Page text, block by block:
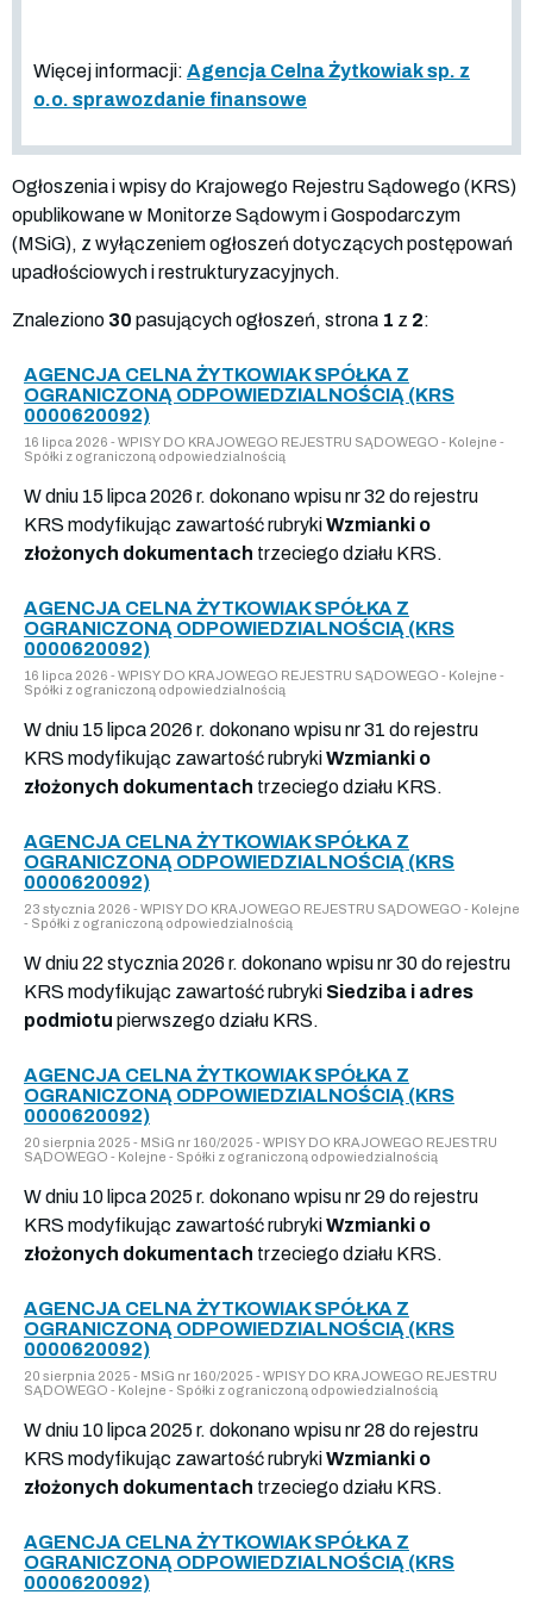
Więcej informacji: Agencja Celna Żytkowiak sp. z
o.o. sprawozdanie finansowe
Ogłoszenia i wpisy do Krajowego Rejestru Sądowego (KRS)
opublikowane w Monitorze Sądowym i Gospodarczym
(MSiG), z wyłączeniem ogłoszeń dotyczących postępowań
upadłościowych i restrukturyzacyjnych.
Znaleziono 30 pasujących ogłoszeń, strona 1 z 2:
AGENCJA CELNA ŻYTKOWIAK SPÓŁKA Z
OGRANICZONĄ ODPOWIEDZIALNOŚCIĄ (KRS
0000620092)
16 lipca 2026 - WPISY DO KRAJOWEGO REJESTRU SĄDOWEGO - Kolejne -
Spółki z ograniczoną odpowiedzialnością
W dniu 15 lipca 2026 r. dokonano wpisu nr 32 do rejestru
KRS modyfikując zawartość rubrykiWzmianki o
złożonych dokumentach trzeciego działu KRS.
AGENCJA CELNA ŻYTKOWIAK SPÓŁKA Z
OGRANICZONĄ ODPOWIEDZIALNOŚCIĄ (KRS
0000620092)
16 lipca 2026 - WPISY DO KRAJOWEGO REJESTRU SĄDOWEGO - Kolejne -
Spółki z ograniczoną odpowiedzialnością
W dniu 15 lipca 2026 r. dokonano wpisu nr 31 do rejestru
KRS modyfikując zawartość rubrykiWzmianki o
złożonych dokumentach trzeciego działu KRS.
AGENCJA CELNA ŻYTKOWIAK SPÓŁKA Z
OGRANICZONĄ ODPOWIEDZIALNOŚCIĄ (KRS
0000620092)
23 stycznia 2026 - WPISY DO KRAJOWEGO REJESTRU SĄDOWEGO - Kolejne
- Spółki z ograniczoną odpowiedzialnością
W dniu 22 stycznia 2026 r. dokonano wpisu nr 30 do rejestru
KRS modyfikując zawartość rubryki Siedziba i adres
podmiotu pierwszego działu KRS.
AGENCJA CELNA ŻYTKOWIAK SPÓŁKA Z
OGRANICZONĄ ODPOWIEDZIALNOŚCIĄ (KRS
0000620092)
20 sierpnia 2025 - MSiG nr 160/2025 - WPISY DO KRAJOWEGO REJESTRU
SĄDOWEGO - Kolejne - Spółki z ograniczoną odpowiedzialnością
W dniu 10 lipca 2025 r. dokonano wpisu nr 29 do rejestru
KRS modyfikując zawartość rubrykiWzmianki o
złożonych dokumentach trzeciego działu KRS.
AGENCJA CELNA ŻYTKOWIAK SPÓŁKA Z
OGRANICZONĄ ODPOWIEDZIALNOŚCIĄ (KRS
0000620092)
20 sierpnia 2025 - MSiG nr 160/2025 - WPISY DO KRAJOWEGO REJESTRU
SĄDOWEGO - Kolejne - Spółki z ograniczoną odpowiedzialnością
W dniu 10 lipca 2025 r. dokonano wpisu nr 28 do rejestru
KRS modyfikując zawartość rubrykiWzmianki o
złożonych dokumentach trzeciego działu KRS.
AGENCJA CELNA ŻYTKOWIAK SPÓŁKA Z
OGRANICZONĄ ODPOWIEDZIALNOŚCIĄ (KRS
0000620092)